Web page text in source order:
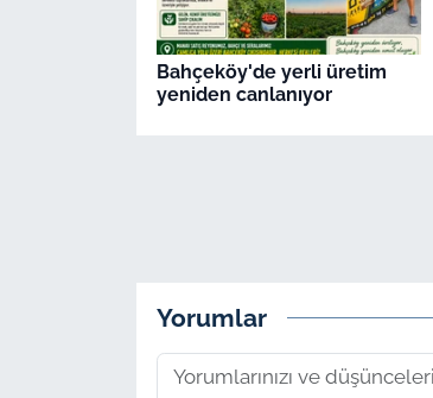
Bahçeköy'de yerli üretim
yeniden canlanıyor
Yorumlar